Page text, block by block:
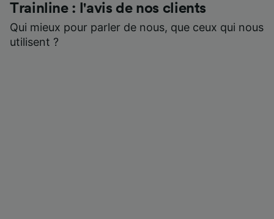
Trainline : l'avis de nos clients
Qui mieux pour parler de nous, que ceux qui nous
utilisent ?